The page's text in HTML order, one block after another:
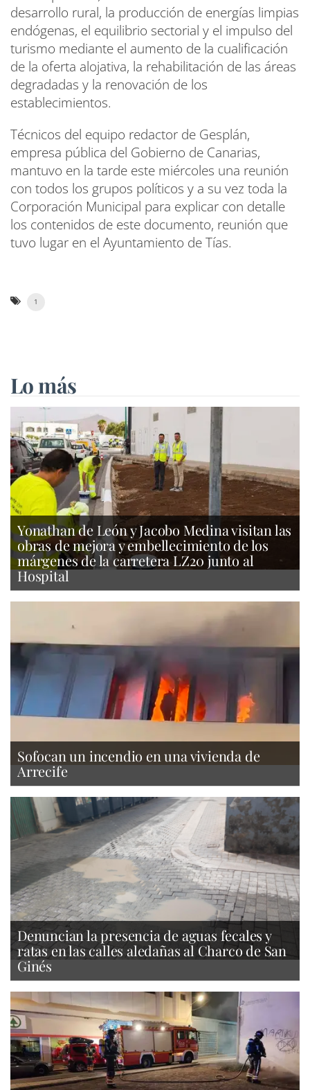
desarrollo rural, la producción de energías limpias
endógenas, el equilibrio sectorial y el impulso del
turismo mediante el aumento de la cualificación
de la oferta alojativa, la rehabilitación de las áreas
degradadas y la renovación de los
establecimientos.
Técnicos del equipo redactor de Gesplán,
empresa pública del Gobierno de Canarias,
mantuvo en la tarde este miércoles una reunión
con todos los grupos políticos y a su vez toda la
Corporación Municipal para explicar con detalle
los contenidos de este documento, reunión que
tuvo lugar en el Ayuntamiento de Tías.
1
Lo más
Yonathan de León y Jacobo Medina visitan las
obras de mejora y embellecimiento de los
márgenes de la carretera LZ20 junto al
Hospital
Sofocan un incendio en una vivienda de
Arrecife
Denuncian la presencia de aguas fecales y
ratas en las calles aledañas al Charco de San
Ginés